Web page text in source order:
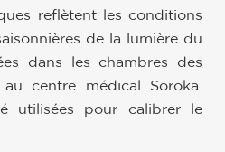
reflètent les conditions
de la lumière du
dans les chambres des
centre médical Soroka.
utilisées pour calibrer le